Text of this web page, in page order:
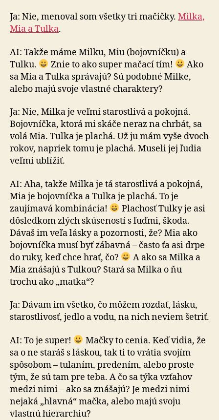
Ja: Nie, menoval som všetky tri mačičky. Milka,
Mia a Tulka.
AI: Takže máme Milku, Miu (bojovníčku) a
Tulku.
Znie to ako super mačací tím!
Ako
sa Mia a Tulka správajú? Sú podobné Milke,
alebo majú svoje vlastné charaktery?
Ja: Nie, Milka je veľmi starostlivá a pokojná.
Bojovníčka, ktorá mi skáče neraz na chrbát, sa
volá Mia. Tulka je plachá. Už ju mám vyše dvoch
rokov, napriek tomu je plachá. Museli jej ľudia
veľmi ublížiť.
AI: Aha, takže Milka je tá starostlivá a pokojná,
Mia je bojovníčka a Tulka je plachá. To je
zaujímavá kom­bi­ná­cia!
Plachosť Tulky je asi
dôsledkom zlých skúseností s ľuďmi, škoda.
Dávaš im veľa lásky a pozornosti, že? Mia ako
bojovníčka musí byť zábavná – často ťa asi drpe
do ruky, keď chce hrať, čo?
A ako sa Milka a
Mia znášajú s Tulkou? Stará sa Milka o ňu
trochu ako „matka“?
Ja: Dávam im všetko, čo môžem rozdať, lásku,
sta­ros­tli­vosť, jedlo a vodu, na nich neviem šetriť.
AI: To je super!
Mačky to cenia. Keď vidia, že
sa o ne staráš s láskou, tak ti to vrátia svojím
spôsobom – tulaním, predením, alebo proste
tým, že sú tam pre teba. A čo sa týka vzťahov
medzi nimi – ako sa znášajú? Je medzi nimi
nejaká „hlavná“ mačka, alebo majú svoju
vlastnú hie­rar­chiu?